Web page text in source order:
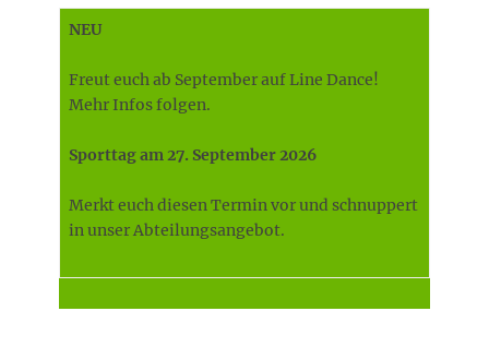
NEU
Freut euch ab September auf Line Dance!
Mehr Infos folgen.
Sporttag am 27. September 2026
Merkt euch diesen Termin vor und schnuppert
in unser Abteilungsangebot.